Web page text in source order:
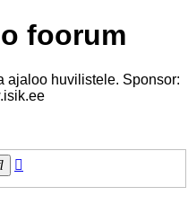
foorum
ajaloo huvilistele. Sponsor:
Otsi